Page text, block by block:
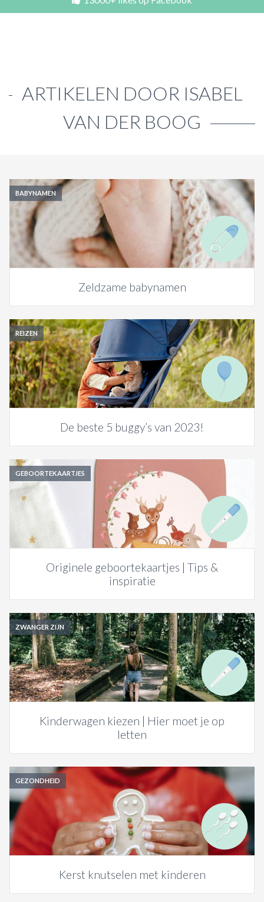
ARTIKELEN DOOR ISABEL
VAN DER BOOG
BABYNAMEN
Zeldzame babynamen
REIZEN
De beste 5 buggy’s van 2023!
GEBOORTEKAARTJES
Originele geboortekaartjes | Tips &
inspiratie
ZWANGER ZIJN
Kinderwagen kiezen | Hier moet je op
letten
GEZONDHEID
Kerst knutselen met kinderen